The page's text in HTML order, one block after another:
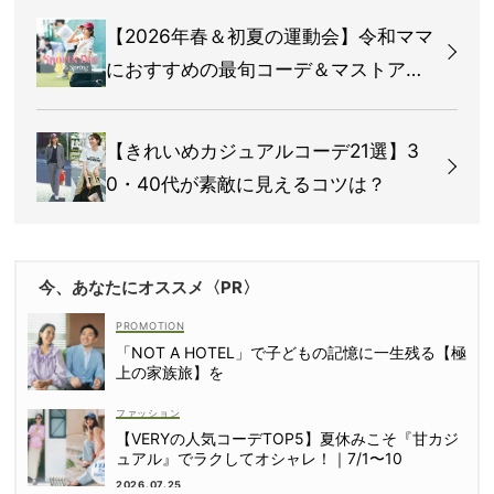
【2026年春＆初夏の運動会】令和ママ
におすすめの最旬コーデ＆マストアイ
【きれいめカジュアルコーデ21選】3
0・40代が素敵に見えるコツは？
今、あなたにオススメ〈PR〉
「NOT A HOTEL」で子どもの記憶に一生残る【極
上の家族旅】を
ファッション
【VERYの人気コーデTOP5】夏休みこそ『甘カジ
ュアル』でラクしてオシャレ！｜7/1〜10
2026.07.25